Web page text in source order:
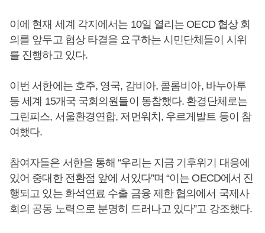
이에 현재 세계 각지에서는 10일 열리는 OECD 협상 회
의를 앞두고 협상 타결을 요구하는 시민단체들이 시위
를 진행하고 있다.
이번 서한에는 호주, 영국, 감비아, 콜롬비아, 바누아투
등 세계 15개국 국회의원들이 동참했다. 환경단체로는
그린피스, 서울환경연합, 저먼워치, 우르게발트 등이 참
여했다.
참여자들은 서한을 통해 “우리는 지금 기후위기 대응에
있어 중대한 전환점 앞에 서있다”며 “이는 OECD에서 진
행되고 있는 화석연료 수출 금융 제한 협의에서 국제사
회의 공동 노력으로 분명히 드러나고 있다”고 강조했다.